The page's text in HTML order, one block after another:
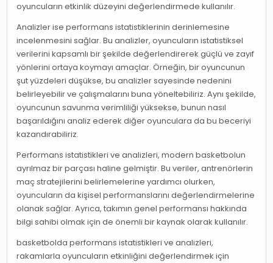
oyuncuların etkinlik düzeyini değerlendirmede kullanılır.
Analizler ise performans istatistiklerinin derinlemesine
incelenmesini sağlar. Bu analizler, oyuncuların istatistiksel
verilerini kapsamlı bir şekilde değerlendirerek güçlü ve zayıf
yönlerini ortaya koymayı amaçlar. Örneğin, bir oyuncunun
şut yüzdeleri düşükse, bu analizler sayesinde nedenini
belirleyebilir ve çalışmalarını buna yöneltebiliriz. Aynı şekilde,
oyuncunun savunma verimliliği yüksekse, bunun nasıl
başarıldığını analiz ederek diğer oyunculara da bu beceriyi
kazandırabiliriz.
Performans istatistikleri ve analizleri, modern basketbolun
ayrılmaz bir parçası haline gelmiştir. Bu veriler, antrenörlerin
maç stratejilerini belirlemelerine yardımcı olurken,
oyuncuların da kişisel performanslarını değerlendirmelerine
olanak sağlar. Ayrıca, takımın genel performansı hakkında
bilgi sahibi olmak için de önemli bir kaynak olarak kullanılır.
basketbolda performans istatistikleri ve analizleri,
rakamlarla oyuncuların etkinliğini değerlendirmek için